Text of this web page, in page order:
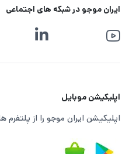
ایران موجو در شبکه های اجتماعی
اپلیکیشن موبایل
اپلیکیشن ایران موجو را از پلتفرم